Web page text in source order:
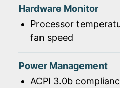
Hardware Monitor
Processor
fan speed
Power Management
ACPI 3.0b